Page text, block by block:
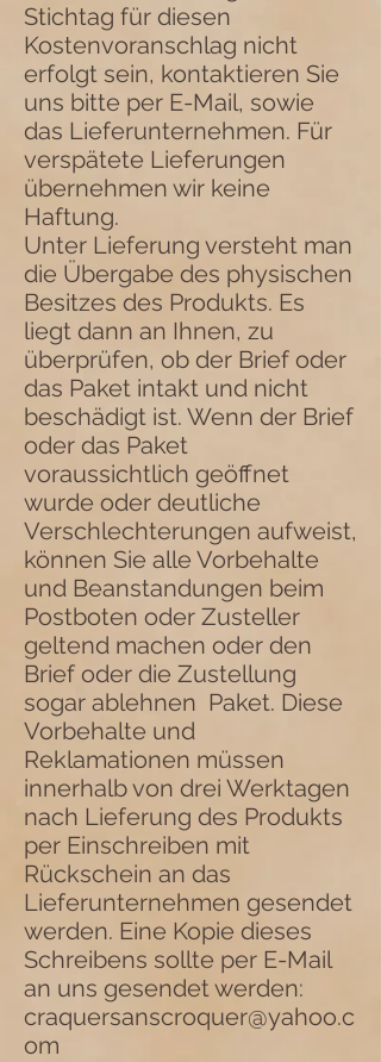
Stichtag für diesen
Kostenvoranschlag nicht
erfolgt sein, kontaktieren Sie
uns bitte per E-Mail, sowie
das Lieferunternehmen. Für
verspätete Lieferungen
übernehmen wir keine
Haftung.
Unter Lieferung versteht man
die Übergabe des physischen
Besitzes des Produkts. Es
liegt dann an Ihnen, zu
überprüfen, ob der Brief oder
das Paket intakt und nicht
beschädigt ist. Wenn der Brief
oder das Paket
voraussichtlich geöffnet
wurde oder deutliche
Verschlechterungen aufweist,
können Sie alle Vorbehalte
und Beanstandungen beim
Postboten oder Zusteller
geltend machen oder den
Brief oder die Zustellung
sogar ablehnen Paket. Diese
Vorbehalte und
Reklamationen müssen
innerhalb von drei Werktagen
nach Lieferung des Produkts
per Einschreiben mit
Rückschein an das
Lieferunternehmen gesendet
werden. Eine Kopie dieses
Schreibens sollte per E-Mail
an uns gesendet werden:
craquersanscroquer@yahoo.c
om